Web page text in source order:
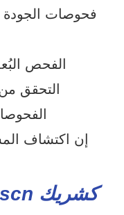
الفحص
التحقق
إن اكتشاف